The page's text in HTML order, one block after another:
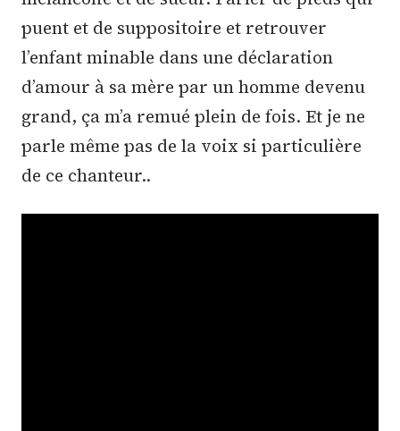
puent et de suppositoire et retrouver
l’enfant minable dans une déclaration
d’amour à sa mère par un homme devenu
grand, ça m’a remué plein de fois. Et je ne
parle même pas de la voix si particulière
de ce chanteur..